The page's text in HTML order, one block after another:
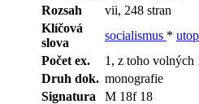
Rozsah
vii, 248 stran
Klíčová
slova
socialismus *
Počet ex.
1, z toho volných
Druh dok. monografie
Signatura
M 18f 18